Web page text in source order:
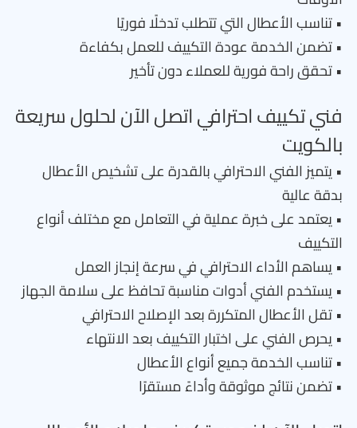
• تناسب الأعطال التي تتطلب تدخلًا فوريًا
• تضمن الخدمة عودة التكييف للعمل بكفاءة
• تحقق راحة فورية للعملاء دون تأخير
فني تكييف احترافي اتصل الآن لحلول سريعة
بالكويت
• يتميز الفني الاحترافي بالقدرة على تشخيص الأعطال
بدقة عالية
• يعتمد على خبرة عملية في التعامل مع مختلف أنواع
التكييف
• يساهم الأداء الاحترافي في سرعة إنجاز العمل
• يستخدم الفني أدوات مناسبة تحافظ على سلامة الجهاز
• تقل الأعطال المتكررة بعد الإصلاح الاحترافي
• يحرص الفني على اختبار التكييف بعد الانتهاء
• تناسب الخدمة جميع أنواع الأعطال
• تضمن نتائج موثوقة وأداءً مستقرًا